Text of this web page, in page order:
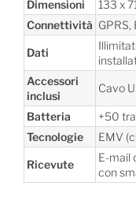
Dimensioni
133 x
Connettività GPRS,
Dati
Accessori
inclusi
Cavo
Batteria
+50
Tecnologie
EMV
Ricevute
E-mail
con